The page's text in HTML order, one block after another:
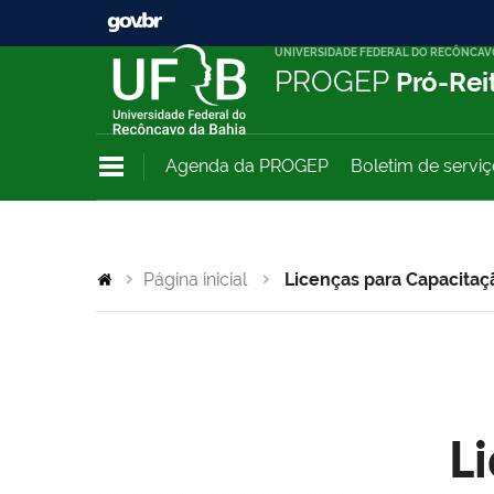
UNIVERSIDADE FEDERAL DO
PROGEP Pró-
Agenda da PROGEP Boletim de
Página inicial Licenças para